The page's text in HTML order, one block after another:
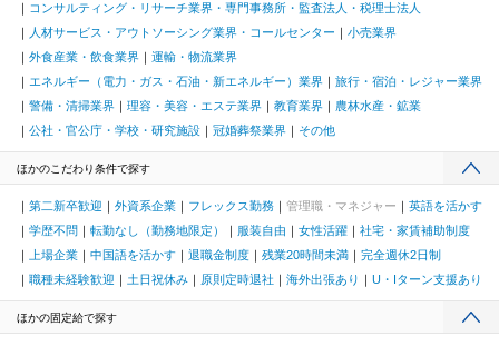
コンサルティング・リサーチ業界・専門事務所・監査法人・税理士法人
人材サービス・アウトソーシング業界・コールセンター
小売業界
外食産業・飲食業界
運輸・物流業界
エネルギー（電力・ガス・石油・新エネルギー）業界
旅行・宿泊・レジャー業界
警備・清掃業界
理容・美容・エステ業界 教育業界
農林水産・鉱業
公社・官公庁・学校・研究施設
冠婚葬祭業界 その他
ほかのこだわり条件で探す
第二新卒歓迎 外資系企業 フレックス勤務 管理職・マネジャー
英語を活かす
学歴不問
転勤なし（勤務地限定） 服装自由 女性活躍
社宅・家賃補助制度
上場企業
中国語を活かす 退職金制度 残業20時間未満
完全週休2日制
職種未経験歓迎
土日祝休み 原則定時退社 海外出張あり U・Iターン支援あり
ほかの固定給で探す